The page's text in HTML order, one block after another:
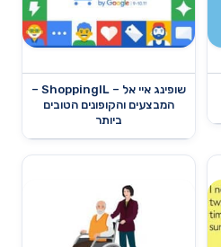
שופינג איי אל – ShoppingIL –
המבצעים והקופונים הטובים
ביותר